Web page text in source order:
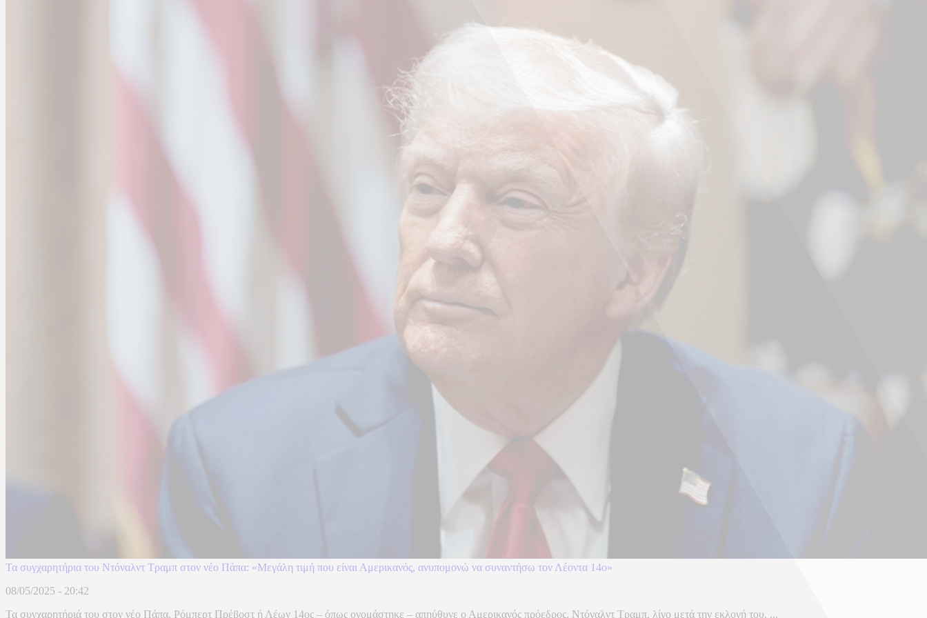
Τα συγχαρητήρια του Ντόναλντ Τραμπ στον νέο Πάπα: «Μεγάλη τιμή που είναι Αμερικανός, ανυπομονώ να συναντήσω τον Λέοντα 14ο»
08/05/2025 - 20:42
Τα συγχαρητήριά του στον νέο Πάπα, Ρόμπερτ Πρέβοστ ή Λέων 14ος – όπως ονομάστηκε – απηύθυνε ο Αμερικανός πρόεδρος, Ντόναλντ Τραμπ, λίγο μετά την εκλογή του. ...